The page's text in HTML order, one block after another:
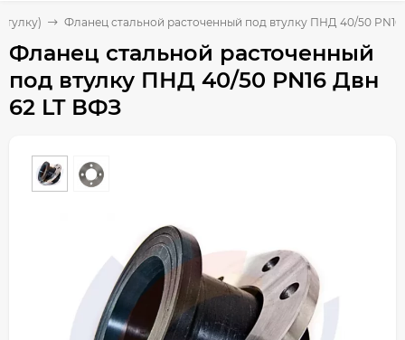
Фланец стальной расточенный под втулку ПНД 40/50
Фланец стальной расточенный
под втулку ПНД 40/50 PN16 Двн
62 LT ВФЗ